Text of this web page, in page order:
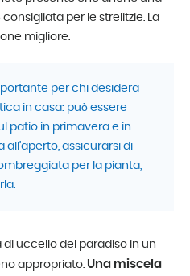
per le strelitzie. La
migliore.
per chi desidera
in casa: può essere
patio in primavera e in
all’aperto, assicurarsi di
per la pianta,
uccello del paradiso in un
appropriato. Una miscela